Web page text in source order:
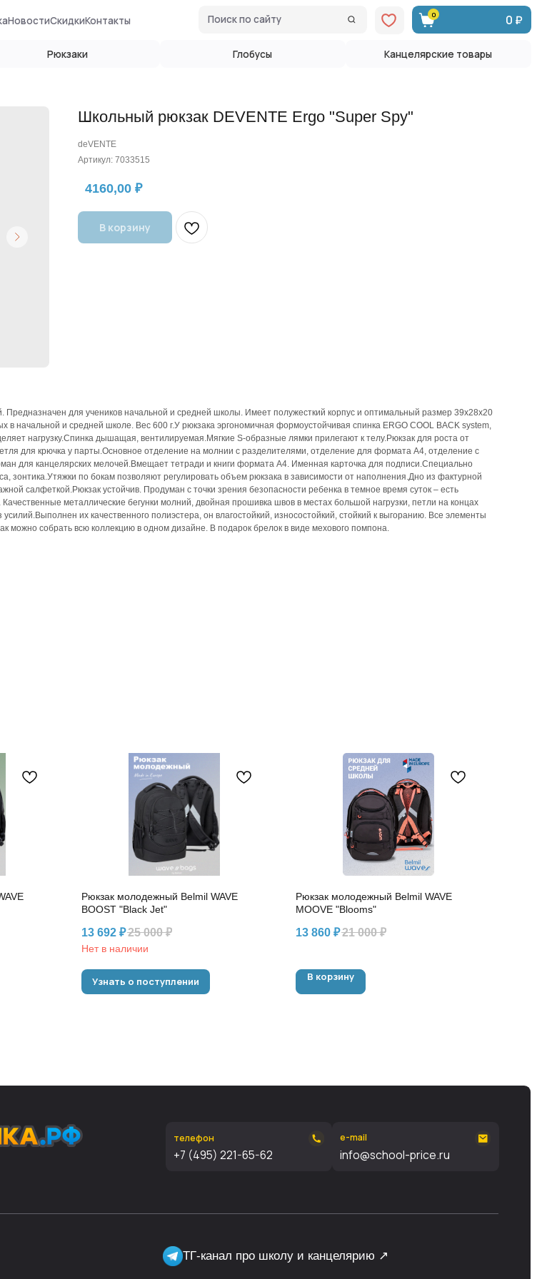
СкидкиКонтакты
Канцелярские товары
0 ₽
Школьный рюкзак DEVENTE Ergo "Super Spy"
deVENTE
Артикул: 7033515
4160,00 ₽
В корзину
для учеников начальной и средней школы. Имеет полужесткий корпус и оптимальный размер 39x28x20
начальной и средней школе. Вес 600 г.У рюкзака эргономичная формоустойчивая спинка ERGO COOL BACK system,
нагрузку.Спинка дышащая, вентилируемая.Мягкие S-образные лямки прилегают к телу.Рюкзак для роста от
для крючка у парты.Основное отделение на молнии с разделителями, отделение для формата A4, отделение с
для канцелярских мелочей.Вмещает тетради и книги формата A4. Именная карточка для подписи.Специально
по бокам позволяют регулировать объем рюкзака в зависимости от наполнения.Дно из фактурной
салфеткой.Рюкзак устойчив. Продуман с точки зрения безопасности ребенка в темное время суток – есть
металлические бегунки молний, двойная прошивка швов в местах большой нагрузки, петли на концах
их качественного полиэстера, он влагостойкий, износостойкий, стойкий к выгоранию. Все элементы
собрать всю коллекцию в одном дизайне. В подарок брелок в виде мехового помпона.
Рюкзак молодежный Belmil WAVE
BOOST "Black Jet"
13 692 ₽25 000 ₽
Нет в наличии
Узнать о поступлении
Рюкзак молодежный Belmil WAVE
MOOVE "Blooms"
13 860 ₽21 000 ₽
В корзину
Веб-сайт, его дизайн и материалы были созданы нами самостоятельно, без привлечения
Любое использование либо копирование материалов или подборки материалов сайта, элементов
набор-первоклассника.рф
Сергей Александрович, 771500775925